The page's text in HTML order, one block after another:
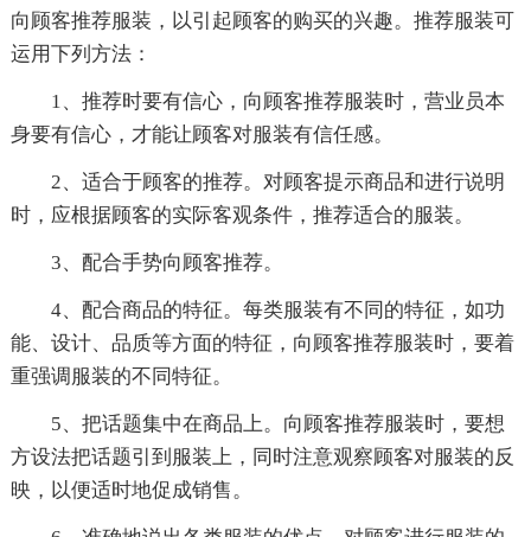
向顾客推荐服装，以引起顾客的购买的兴趣。推荐服装可
运用下列方法：
1、推荐时要有信心，向顾客推荐服装时，营业员本
身要有信心，才能让顾客对服装有信任感。
2、适合于顾客的推荐。对顾客提示商品和进行说明
时，应根据顾客的实际客观条件，推荐适合的服装。
3、配合手势向顾客推荐。
4、配合商品的特征。每类服装有不同的特征，如功
能、设计、品质等方面的特征，向顾客推荐服装时，要着
重强调服装的不同特征。
5、把话题集中在商品上。向顾客推荐服装时，要想
方设法把话题引到服装上，同时注意观察顾客对服装的反
映，以便适时地促成销售。